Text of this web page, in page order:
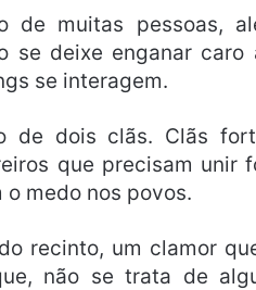
muitas pessoas,
se deixe enganar caro
se interagem.
de dois clãs. Clãs
que precisam unir
medo nos povos.
recinto, um clamor
não se trata de